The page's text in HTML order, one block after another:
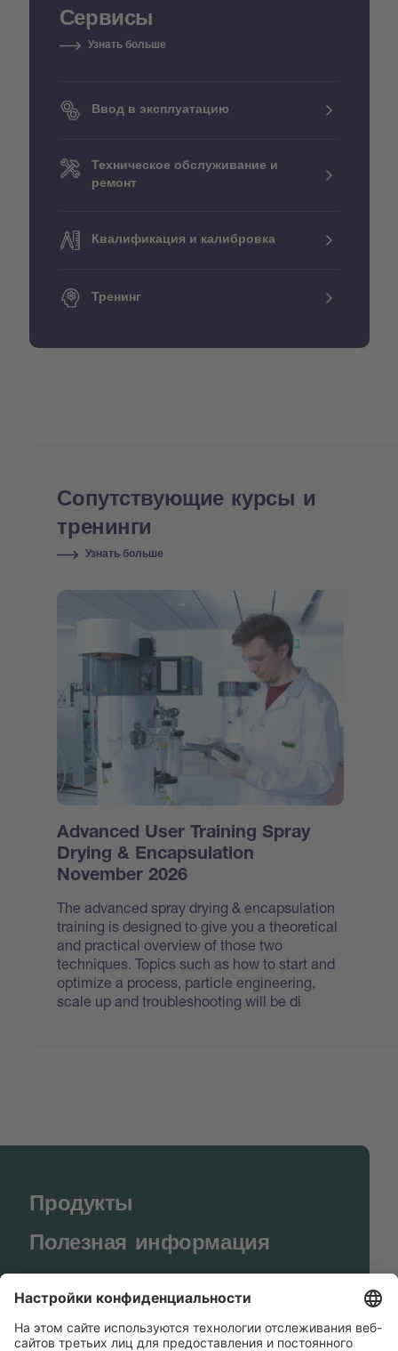
Сервисы
Узнать больше
Ввод в эксплуатацию
Техническое обслуживание и
ремонт
Квалификация и калибровка
Тренинг
Сопутствующие курсы и
тренинги
Узнать больше
Advanced User Training Spray
Drying & Encapsulation
November 2026
The advanced spray drying & encapsulation
training is designed to give you a theoretical
and practical overview of those two
techniques. Topics such as how to start and
optimize a process, particle engineering,
scale up and troubleshooting will be di
Продукты
Полезная информация
BUCHI World
Поддержка